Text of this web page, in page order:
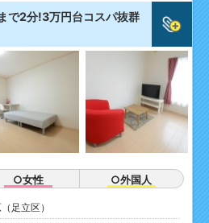
で2分!3万円台コスパ抜群
○女性 ○外国人
足立区）